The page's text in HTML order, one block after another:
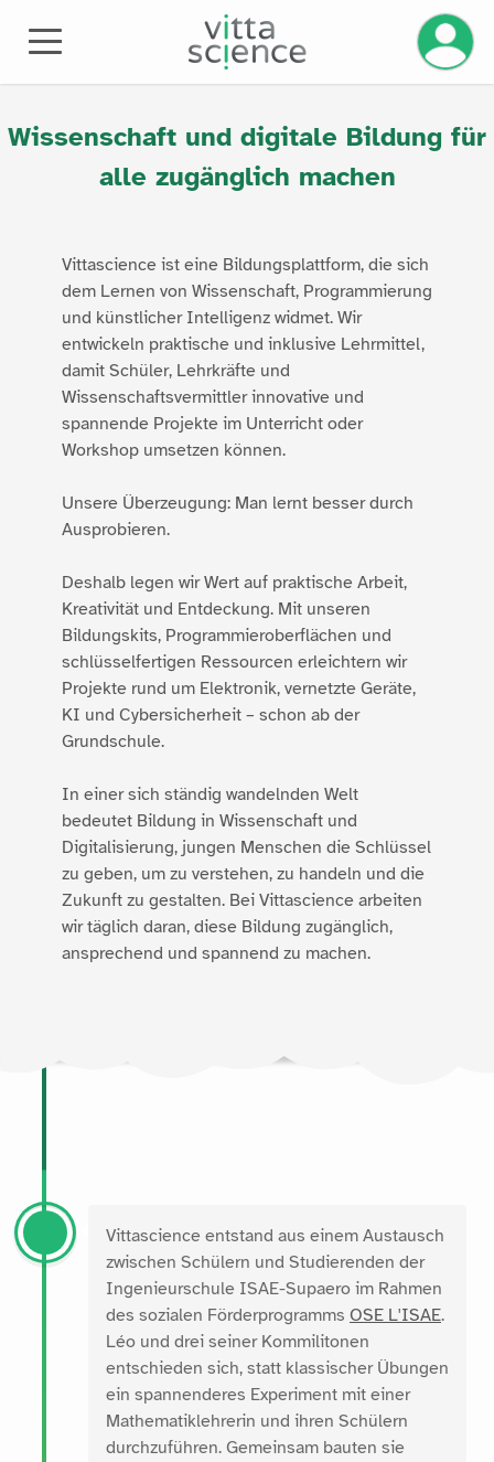
Ihr
Wissenschaft und digitale Bildung für
alle zugänglich machen
Vittascience ist eine Bildungsplattform, die sich
dem Lernen von Wissenschaft, Programmierung
und künstlicher Intelligenz widmet. Wir
entwickeln praktische und inklusive Lehrmittel,
damit Schüler, Lehrkräfte und
Wissenschaftsvermittler innovative und
spannende Projekte im Unterricht oder
Workshop umsetzen können.
Unsere Überzeugung: Man lernt besser durch
Ausprobieren.
Deshalb legen wir Wert auf praktische Arbeit,
Kreativität und Entdeckung. Mit unseren
Bildungskits, Programmieroberflächen und
schlüsselfertigen Ressourcen erleichtern wir
Projekte rund um Elektronik, vernetzte Geräte,
KI und Cybersicherheit – schon ab der
Grundschule.
In einer sich ständig wandelnden Welt
bedeutet Bildung in Wissenschaft und
Digitalisierung, jungen Menschen die Schlüssel
zu geben, um zu verstehen, zu handeln und die
Zukunft zu gestalten. Bei Vittascience arbeiten
wir täglich daran, diese Bildung zugänglich,
ansprechend und spannend zu machen.
Vittascience entstand aus einem Austausch
zwischen Schülern und Studierenden der
Ingenieurschule ISAE-Supaero im Rahmen
des sozialen Förderprogramms OSE L'ISAE.
Léo und drei seiner Kommilitonen
entschieden sich, statt klassischer Übungen
ein spannenderes Experiment mit einer
Mathematiklehrerin und ihren Schülern
durchzuführen. Gemeinsam bauten sie